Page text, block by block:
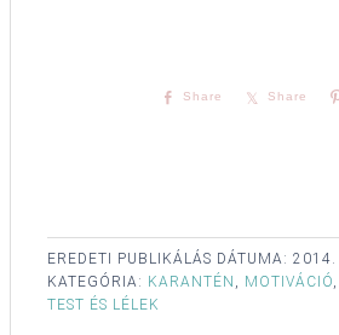
Share Share
EREDETI PUBLIKÁLÁS DÁTUMA: 2014.
KATEGÓRIA: KARANTÉN , MOTIVÁCIÓ,
TEST ÉS LÉLEK